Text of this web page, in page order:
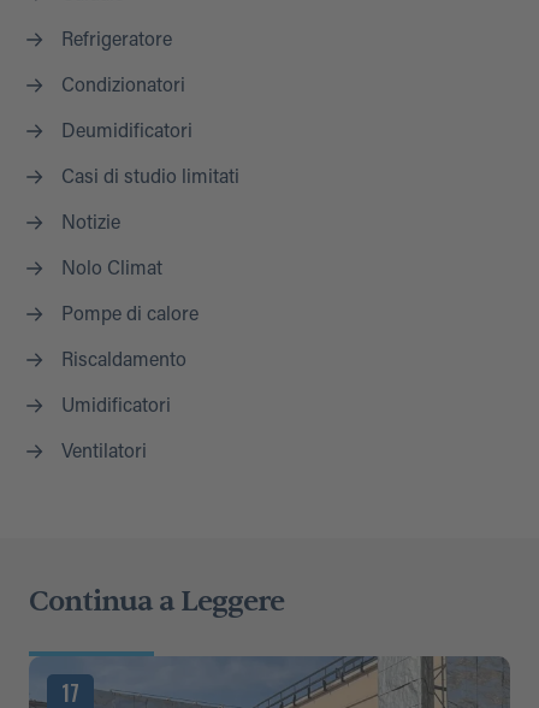
Refrigeratore
Condizionatori
Deumidificatori
Casi di studio limitati
Notizie
Nolo Climat
Pompe di calore
Riscaldamento
Umidificatori
Ventilatori
Continua a Leggere
17